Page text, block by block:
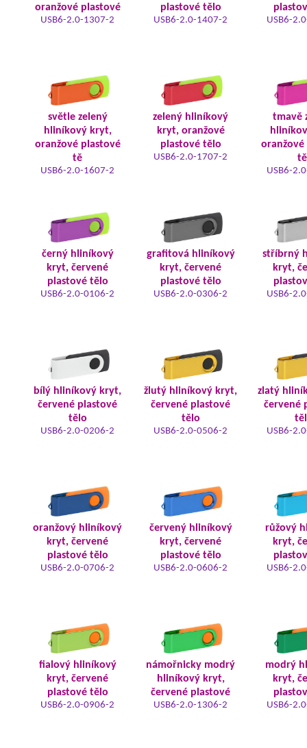
oranžové plastové
USB6-2.0-1307-2
plastové tělo
USB6-2.0-1407-2 USB6-
světle zelený
hliníkový kryt,
oranžové plastové
tě
USB6-2.0-1607-2
zelený hliníkový
kryt, oranžové
plastové tělo
USB6-2.0-1707-2
tmavě
oranžové
USB6-
černý hliníkový
kryt, červené
plastové tělo
USB6-2.0-0106-2
grafitová hliníkový
kryt, červené
plastové tělo
USB6-2.0-0306-2
stříbrný
kryt,
USB6-
bílý hliníkový kryt,
červené plastové
tělo
USB6-2.0-0206-2
žlutý hliníkový kryt,
červené plastové
tělo
USB6-2.0-0506-2
zlatý
červené
USB6-
oranžový hliníkový
kryt, červené
plastové tělo
USB6-2.0-0706-2
červený hliníkový
kryt, červené
plastové tělo
USB6-2.0-0606-2
růžový
kryt,
USB6-
fialový hliníkový
kryt, červené
plastové tělo
USB6-2.0-0906-2
námořnicky modrý
hliníkový kryt,
červené plastové
USB6-2.0-1306-2
modrý
kryt,
USB6-